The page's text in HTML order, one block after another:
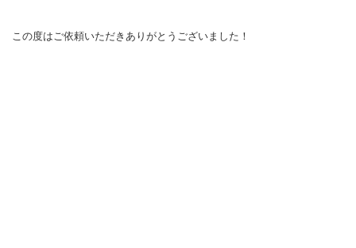
この度はご依頼いただきありがとうございました！